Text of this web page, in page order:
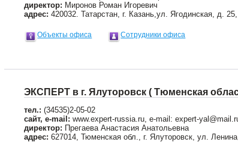
директор: Миронов Роман Игоревич
адрес: 420032. Татарстан, г. Казань,ул. Ягодинская, д.
Объекты офиса Сотрудники офиса
ЭКСПЕРТ в г. Ялуторовск ( Тюменская
тел.: (34535)2-05-02
сайт, e-mail: www.expert-russia.ru, e-mail: expert-
директор: Прегаева Анастасия Анатольевна
адрес: 627014, Тюменская обл., г. Ялуторовск, ул.